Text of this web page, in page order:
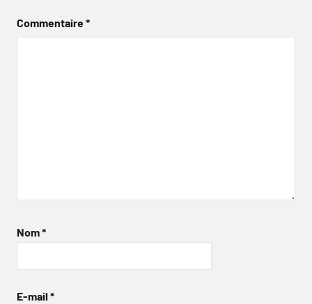
Commentaire*
Nom*
E-mail *